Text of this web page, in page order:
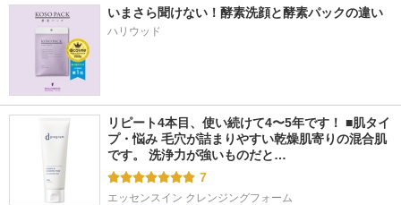
いまさら聞けない！酵素洗顔と酵素パックの違い
ハリウッド
リピート4本目、使い続けて4〜5年です！ ■肌タイ
プ・悩み 毛穴が詰まりやすい乾燥肌寄りの混合肌
です。 洗浄力が強いものだと…
7
エッセンスイン クレンジングフォーム